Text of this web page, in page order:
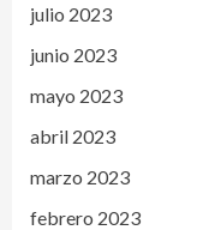
julio 2023
junio 2023
mayo 2023
abril 2023
marzo 2023
febrero 2023